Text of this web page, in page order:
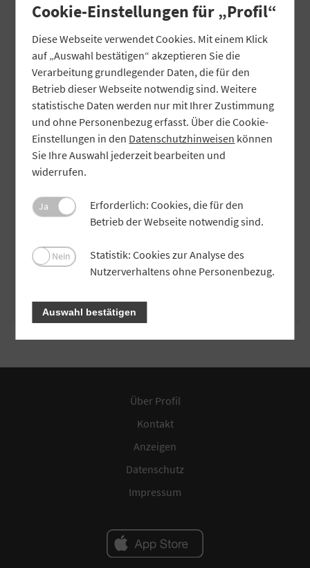
genannten personenbezogenen Daten durch den
Genossenschaftsverband Bayern e.V. (GVB) zum
Zweck des regelmäßigen Erhalts von
Informationen über das Mitgliedermagazin „Profil“
ein.
Rechtsgrundlage für die Verarbeitung Ihrer
personenbezogenen Daten ist diese Einwilligung
nach Art. 6 Abs. 1 Satz 1 lit. a DS-GVO. Ihre
Einwilligung können Sie jederzeit unter
newsletter@profil.bayern oder dem Abmeldelink
Datenschutzerklärungunseres Webauftritts
verwiesen.
Über Profil
Kontakt
Anzeigen
Datenschutz
Impressum
Cookie-Einstellungen für „Profil“
Diese Webseite verwendet Cookies. Mit einem Klick
auf „Auswahl bestätigen“ akzeptieren Sie die
Verarbeitung grundlegender Daten, die für den
Betrieb dieser Webseite notwendig sind. Weitere
statistische Daten werden nur mit Ihrer Zustimmung
und ohne Personenbezug erfasst. Über die Cookie-
Einstellungen in den Datenschutzhinweisen können
Sie Ihre Auswahl jederzeit bearbeiten und
widerrufen.
Ja
Erforderlich: Cookies, die für den
Betrieb der Webseite notwendig sind.
Nein
Statistik: Cookies zur Analyse des
Nutzerverhaltens ohne Personenbezug.
Auswahl bestätigen